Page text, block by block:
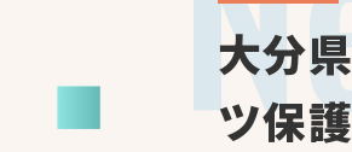
大分
ツ保